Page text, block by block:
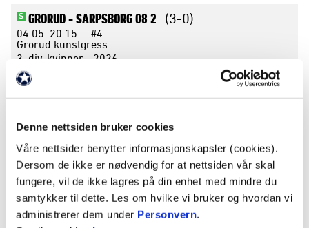
Denne nettsiden bruker cookies
Våre nettsider benytter informasjonskapsler (cookies).
Dersom de ikke er nødvendig for at nettsiden vår skal
fungere, vil de ikke lagres på din enhet med mindre du
samtykker til dette. Les om hvilke vi bruker og hvordan vi
administrerer dem under Personvern.
S GRORUD -SARPSBORG 08 2 (3-0)
04.05. 20:15
#4
Grorud kunstgress
3. div. kvinner - 2026
APRIL 2026
26.04.13:45
#3
Hoslebanen kunstgress
3. div. kvinner - 2026
U GRORUD -ELVERUM (2-2)